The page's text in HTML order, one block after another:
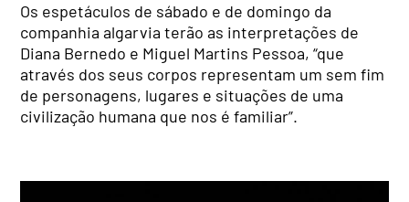
Os espetáculos de sábado e de domingo da
companhia algarvia terão as interpretações de
Diana Bernedo e Miguel Martins Pessoa, “que
através dos seus corpos representam um sem fim
de personagens, lugares e situações de uma
civilização humana que nos é familiar”.